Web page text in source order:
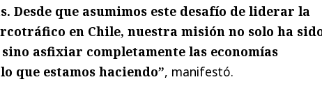
Desde que asumimos este desafío de liderar la
en Chile, nuestra misión no solo ha
asfixiar completamente las economías
que estamos haciendo”, manifestó.